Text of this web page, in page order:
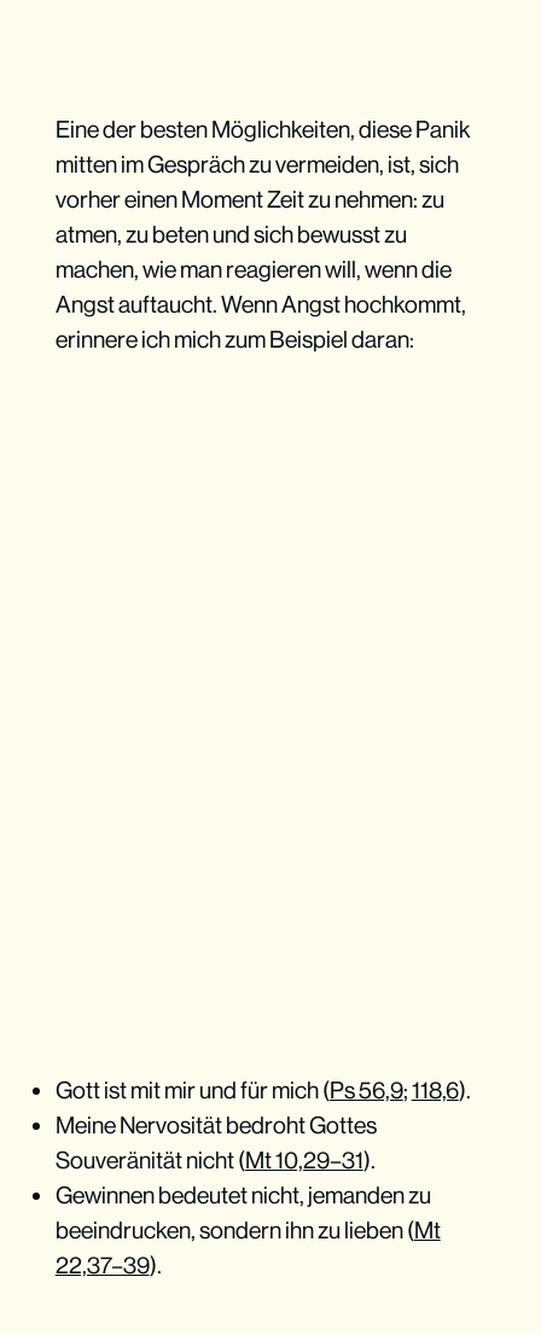
Eine der besten Möglichkeiten, diese Panik
mitten im Gespräch zu vermeiden, ist, sich
vorher einen Moment Zeit zu nehmen: zu
atmen, zu beten und sich bewusst zu
machen, wie man reagieren will, wenn die
Angst auftaucht. Wenn Angst hochkommt,
erinnere ich mich zum Beispiel daran:
Gott ist mit mir und für mich (Ps 56,9;118,6).
Meine Nervosität bedroht Gottes
Souveränität nicht (Mt 10,29–31).
Gewinnen bedeutet nicht, jemanden zu
beeindrucken, sondern ihn zu lieben (Mt
22,37–39).